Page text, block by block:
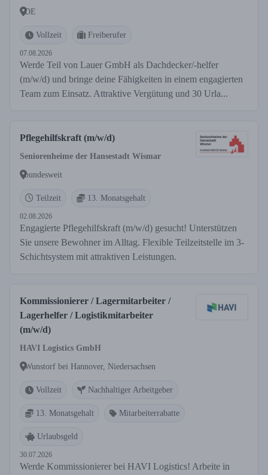
DE
Vollzeit Freiberufer
07.08.2026
Werde Teil von Lauer GmbH als Dachdecker/-helfer
(m/w/d) und bringe deine Fähigkeiten in einem engagierten
Team zum Einsatz. Attraktive Vergütung und 30 Urla...
Pflegehilfskraft (m/w/d)
Seniorenheime der Hansestadt Wismar
bundesweit
Teilzeit 13. Monatsgehalt
02.08.2026
Engagierte Pflegehilfskraft (m/w/d) gesucht! Unterstützen
Sie unsere Bewohner im Alltag. Flexible Teilzeitstelle im 3-
Schichtsystem mit attraktiven Leistungen.
Kommissionierer / Lagermitarbeiter /
Lagerhelfer / Logistikmitarbeiter
(m/w/d)
HAVI Logistics GmbH
Wunstorf bei Hannover, Niedersachsen
Vollzeit Nachhaltiger Arbeitgeber
13. Monatsgehalt Mitarbeiterrabatte
Urlaubsgeld
30.07.2026
Werde Kommissionierer bei HAVI Logistics! Arbeite in